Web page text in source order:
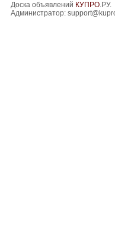
Доска объявлений КУПРО.РУ.
Администратор: